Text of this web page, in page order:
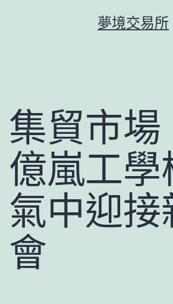
夢境交易所
集貿市場
億嵐工學
氣中迎接
會